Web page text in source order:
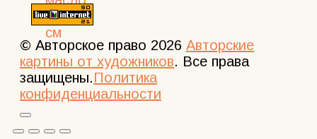
© Авторское право 2026 Авторские
картины от художников. Все права
защищены.Политика
конфиденциальности